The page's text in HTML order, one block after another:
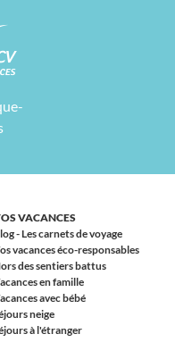
VACANCES
- Les carnets de voyage
vacances éco-responsables
des sentiers battus
en famille
avec bébé
neige
à l'étranger